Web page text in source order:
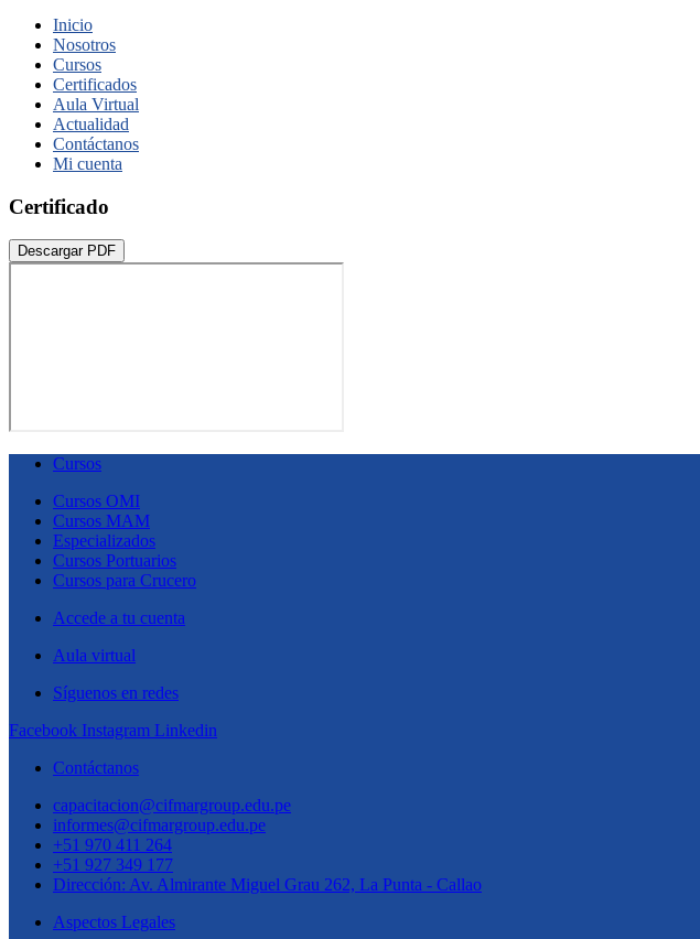
Inicio
Nosotros
Cursos
Certificados
Aula Virtual
Actualidad
Contáctanos
Mi cuenta
Certificado
Descargar PDF
Cursos
Cursos OMI
Cursos MAM
Especializados
Cursos Portuarios
Cursos para Crucero
Accede a tu cuenta
Aula virtual
Síguenos en redes
Facebook Instagram Linkedin
Contáctanos
capacitacion@cifmargroup.edu.pe
informes@cifmargroup.edu.pe
+51 970 411 264
+51 927 349 177
Dirección: Av. Almirante Miguel Grau 262, La Punta - Callao
Aspectos Legales